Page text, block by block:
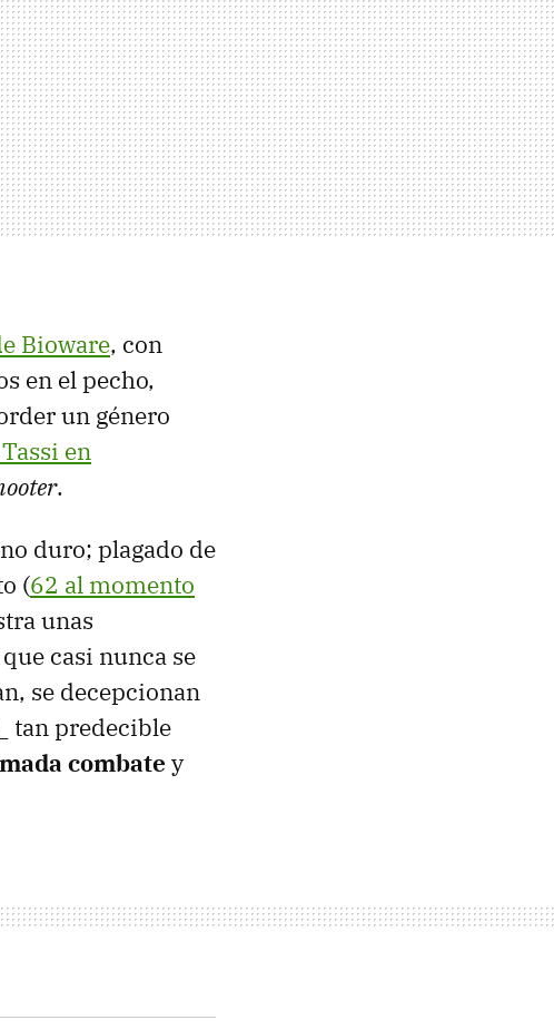
Bioware, con
en el pecho,
un género
en
.
duro; plagado de
(62 al momento
unas
casi nunca se
se decepcionan
tan predecible
combate y